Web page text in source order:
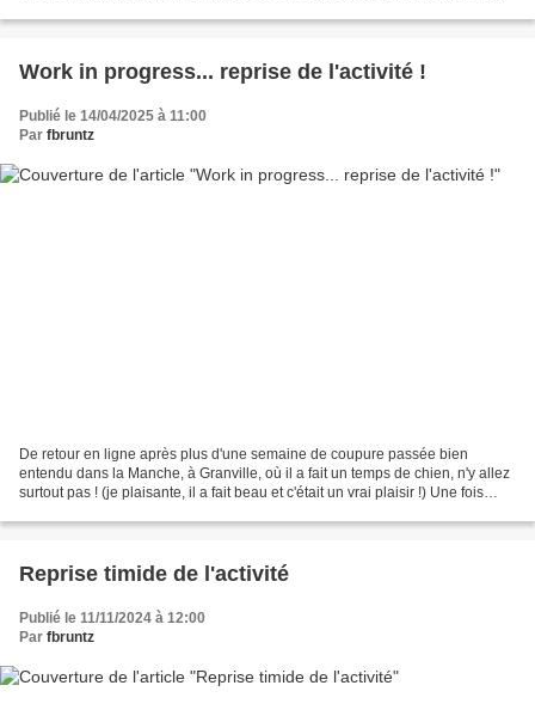
Work in progress... reprise de l'activité !
Publié le 14/04/2025 à 11:00
Par fbruntz
De retour en ligne après plus d'une semaine de coupure passée bien
entendu dans la Manche, à Granville, où il a fait un temps de chien, n'y allez
surtout pas ! (je plaisante, il a fait beau et c'était un vrai plaisir !) Une fois
Reprise timide de l'activité
Publié le 11/11/2024 à 12:00
Par fbruntz